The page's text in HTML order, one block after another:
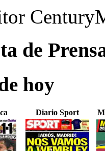
de
hoy
Diario Sport